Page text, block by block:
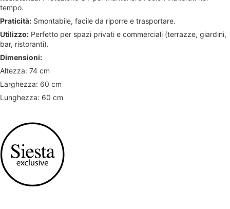
tempo.
Praticità: Smontabile, facile da riporre e trasportare.
Utilizzo: Perfetto per spazi privati e commerciali (terrazze, giardini,
bar, ristoranti).
Dimensioni:
Altezza: 74 cm
Larghezza: 60 cm
Lunghezza: 60 cm